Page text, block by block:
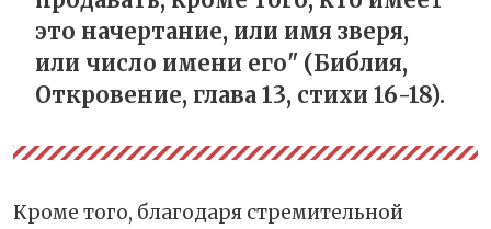
это начертание, или имя зверя,
или число имени его" (Библия,
Откровение, глава 13, стихи 16-18).
Кроме того, благодаря стремительной